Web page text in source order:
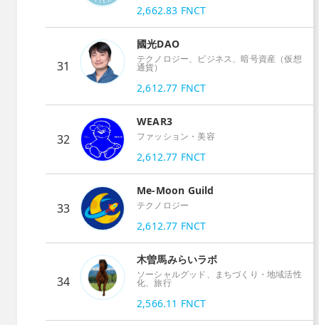
2,662.83 FNCT
31
國光DAO
テクノロジー、ビジネス、暗号資産（仮想
通貨）
2,612.77 FNCT
32
WEAR3
ファッション・美容
2,612.77 FNCT
33
Me-Moon Guild
テクノロジー
2,612.77 FNCT
34
木曽馬みらいラボ
ソーシャルグッド、まちづくり・地域活性
化、旅行
2,566.11 FNCT